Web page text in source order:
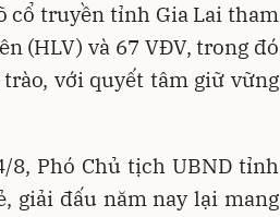
cổ truyền tỉnh Gia Lai tham
(HLV) và 67 VĐV, trong đó
với quyết tâm giữ vững
8, Phó Chủ tịch UBND tỉnh
giải đấu năm nay lại mang